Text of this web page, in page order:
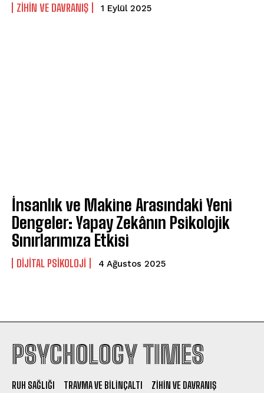
⁠ZIHIN VE DAVRANIŞ 1 Eylül 2025
İnsanlık ve Makine Arasındaki Yeni
Dengeler: Yapay Zekânın Psikolojik
Sınırlarımıza Etkisi
DIJITAL PSIKOLOJI 4 Ağustos 2025
PSYCHOLOGY TIMES
RUH SAĞLIĞI TRAVMA VE BILINÇALTI
ZIHIN VE DAVRANIŞ